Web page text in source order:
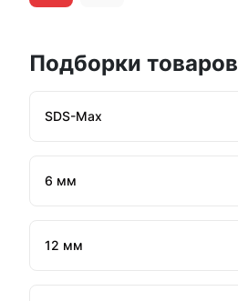
Подборки товаров
SDS-Max
6 мм
12 мм